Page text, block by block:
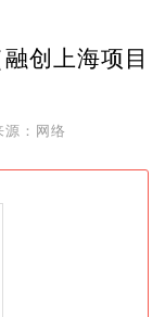
创上海项目
源：网络